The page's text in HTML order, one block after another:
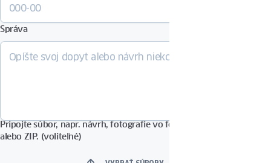
Správa
Pripojte súbor, napr. návrh, fotografie vo formáte PDF, DOCX, JPG
alebo ZIP. (voliteľné)